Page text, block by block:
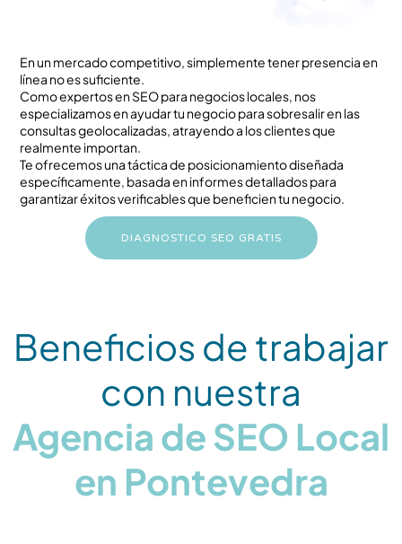
En un mercado competitivo, simplemente tener presencia en
línea no es suficiente.
Como expertos en SEO para negocios locales, nos
especializamos en ayudar tu negocio para sobresalir en las
consultas geolocalizadas, atrayendo a los clientes que
realmente importan.
Te ofrecemos una táctica de posicionamiento diseñada
específicamente, basada en informes detallados para
garantizar éxitos verificables que beneficien tu negocio.
DIAGNOSTICO SEO GRATIS
Beneficios de trabajar
con nuestra
Agencia de SEO Local
en Pontevedra